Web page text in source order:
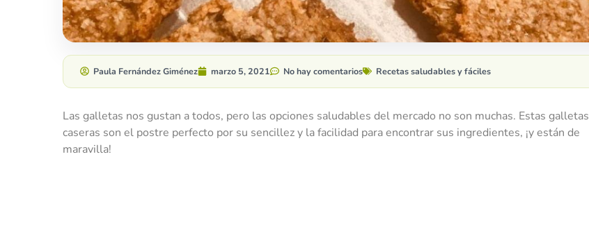
Paula Fernández Giménez marzo 5, 2021 No hay comentarios Recetas saludables y fáciles
Las galletas nos gustan a todos, pero las opciones saludables del mercado no son muchas. Estas galletas
caseras son el postre perfecto por su sencillez y la facilidad para encontrar sus ingredientes, ¡y están de
maravilla!